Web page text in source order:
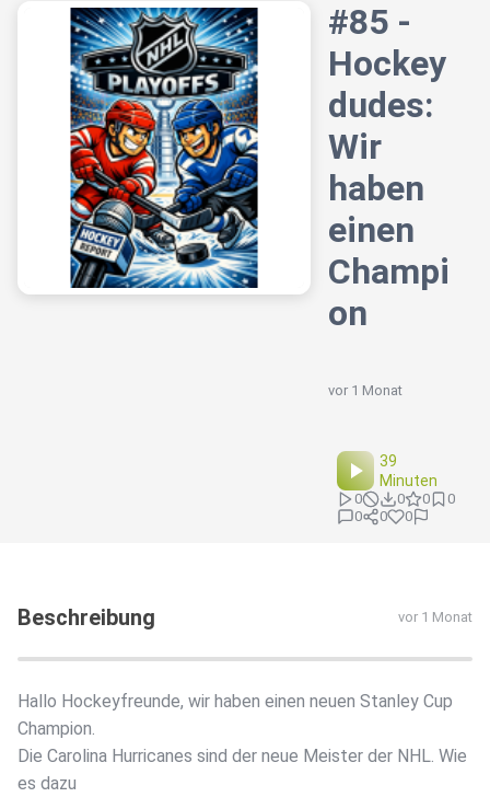
#85 -
Hockey
dudes:
Wir
haben
einen
Champi
on
vor 1 Monat
39
Minuten
0 0 0
0
0
0 0
Beschreibung vor 1 Monat
Hallo Hockeyfreunde, wir haben einen neuen Stanley Cup
Champion.
Die Carolina Hurricanes sind der neue Meister der NHL. Wie
es dazu